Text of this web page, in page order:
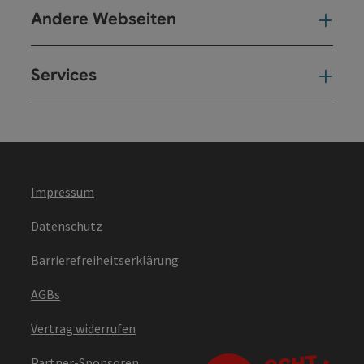
Andere Webseiten
Services
Impressum
Datenschutz
Barrierefreiheitserklärung
AGBs
Vertrag widerrufen